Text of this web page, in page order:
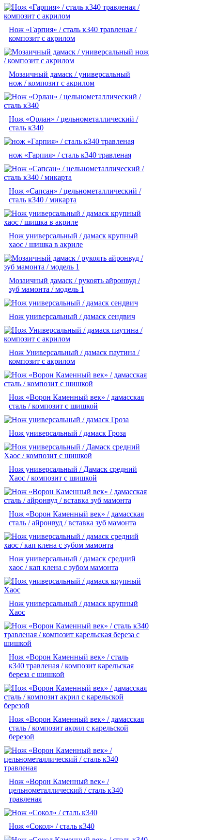
Нож «Гарпия» / сталь к340 травленая /
композит с акрилом
Мозаичный дамаск / универсальный
нож / композит с акрилом
Нож «Орлан» / цельнометаллический /
сталь к340
нож «Гарпия» / сталь к340 травленая
Нож «Сапсан» / цельнометаллический /
сталь к340 / микарта
Нож универсальный / дамаск крупный
хаос / шишка в акриле
Мозаичный дамаск / рукоять айронвуд /
зуб мамонта / модель 1
Нож универсальный / дамаск сендвич
Нож Универсальный / дамаск паутина /
композит с акрилом
Нож «Ворон Каменный век» / дамасская
сталь / композит с шишкой
Нож универсальный / дамаск Гроза
Нож универсальный / Дамаск средний
Хаос / композит с шишкой
Нож «Ворон Каменный век» / дамасская
сталь / айронвуд / вставка зуб мамонта
Нож универсальный / дамаск средний
хаос / кап клена с зубом мамонта
Нож универсальный / дамаск крупный
Хаос
Нож «Ворон Каменный век» / сталь
к340 травленая / композит карельская
береза с шишкой
Нож «Ворон Каменный век» / дамасская
сталь / композит акрил с карельской
березой
Нож «Ворон Каменный век» /
цельнометаллический / сталь к340
травленая
Нож «Сокол» / сталь к340